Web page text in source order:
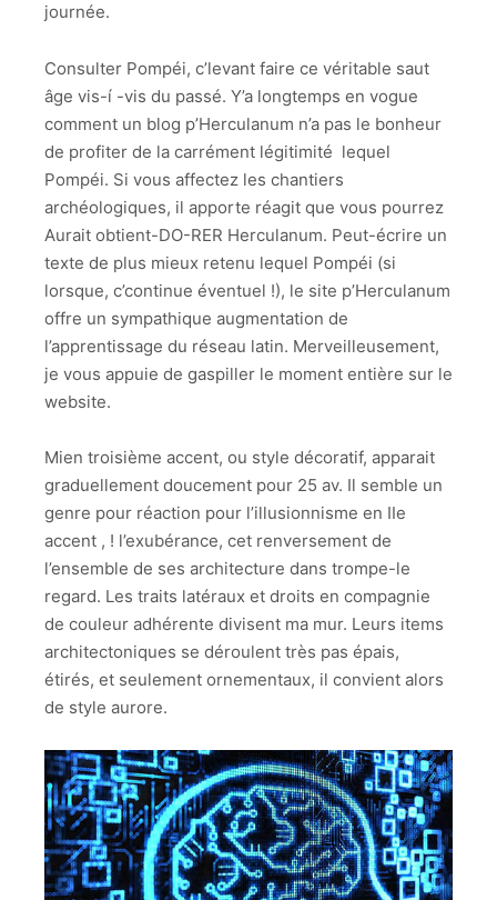
journée.
Consulter Pompéi, c’levant faire ce véritable saut
âge vis-í -vis du passé. Y’a longtemps en vogue
comment un blog p’Herculanum n’a pas le bonheur
de profiter de la carrément légitimité lequel
Pompéi. Si vous affectez les chantiers
archéologiques, il apporte réagit que vous pourrez
Aurait obtient-DO-RER Herculanum. Peut-écrire un
texte de plus mieux retenu lequel Pompéi (si
lorsque, c’continue éventuel !), le site p’Herculanum
offre un sympathique augmentation de
l’apprentissage du réseau latin. Merveilleusement,
je vous appuie de gaspiller le moment entière sur le
website.
Mien troisième accent, ou style décoratif, apparait
graduellement doucement pour 25 av. Il semble un
genre pour réaction pour l’illusionnisme en IIe
accent , ! l’exubérance, cet renversement de
l’ensemble de ses architecture dans trompe-le
regard. Les traits latéraux et droits en compagnie
de couleur adhérente divisent ma mur. Leurs items
architectoniques se déroulent très pas épais,
étirés, et seulement ornementaux, il convient alors
de style aurore.